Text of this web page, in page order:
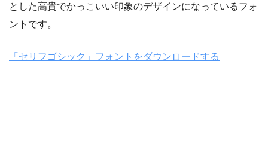
とした高貴でかっこいい印象のデザインになっているフォ
ントです。
「セリフゴシック」フォントをダウンロードする